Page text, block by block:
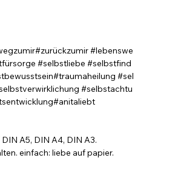
#lebenswe
#selbstliebe #selbstfind
#sel
#selbstachtu
A5, DIN A4, DIN A3.
einfach: liebe auf papier.